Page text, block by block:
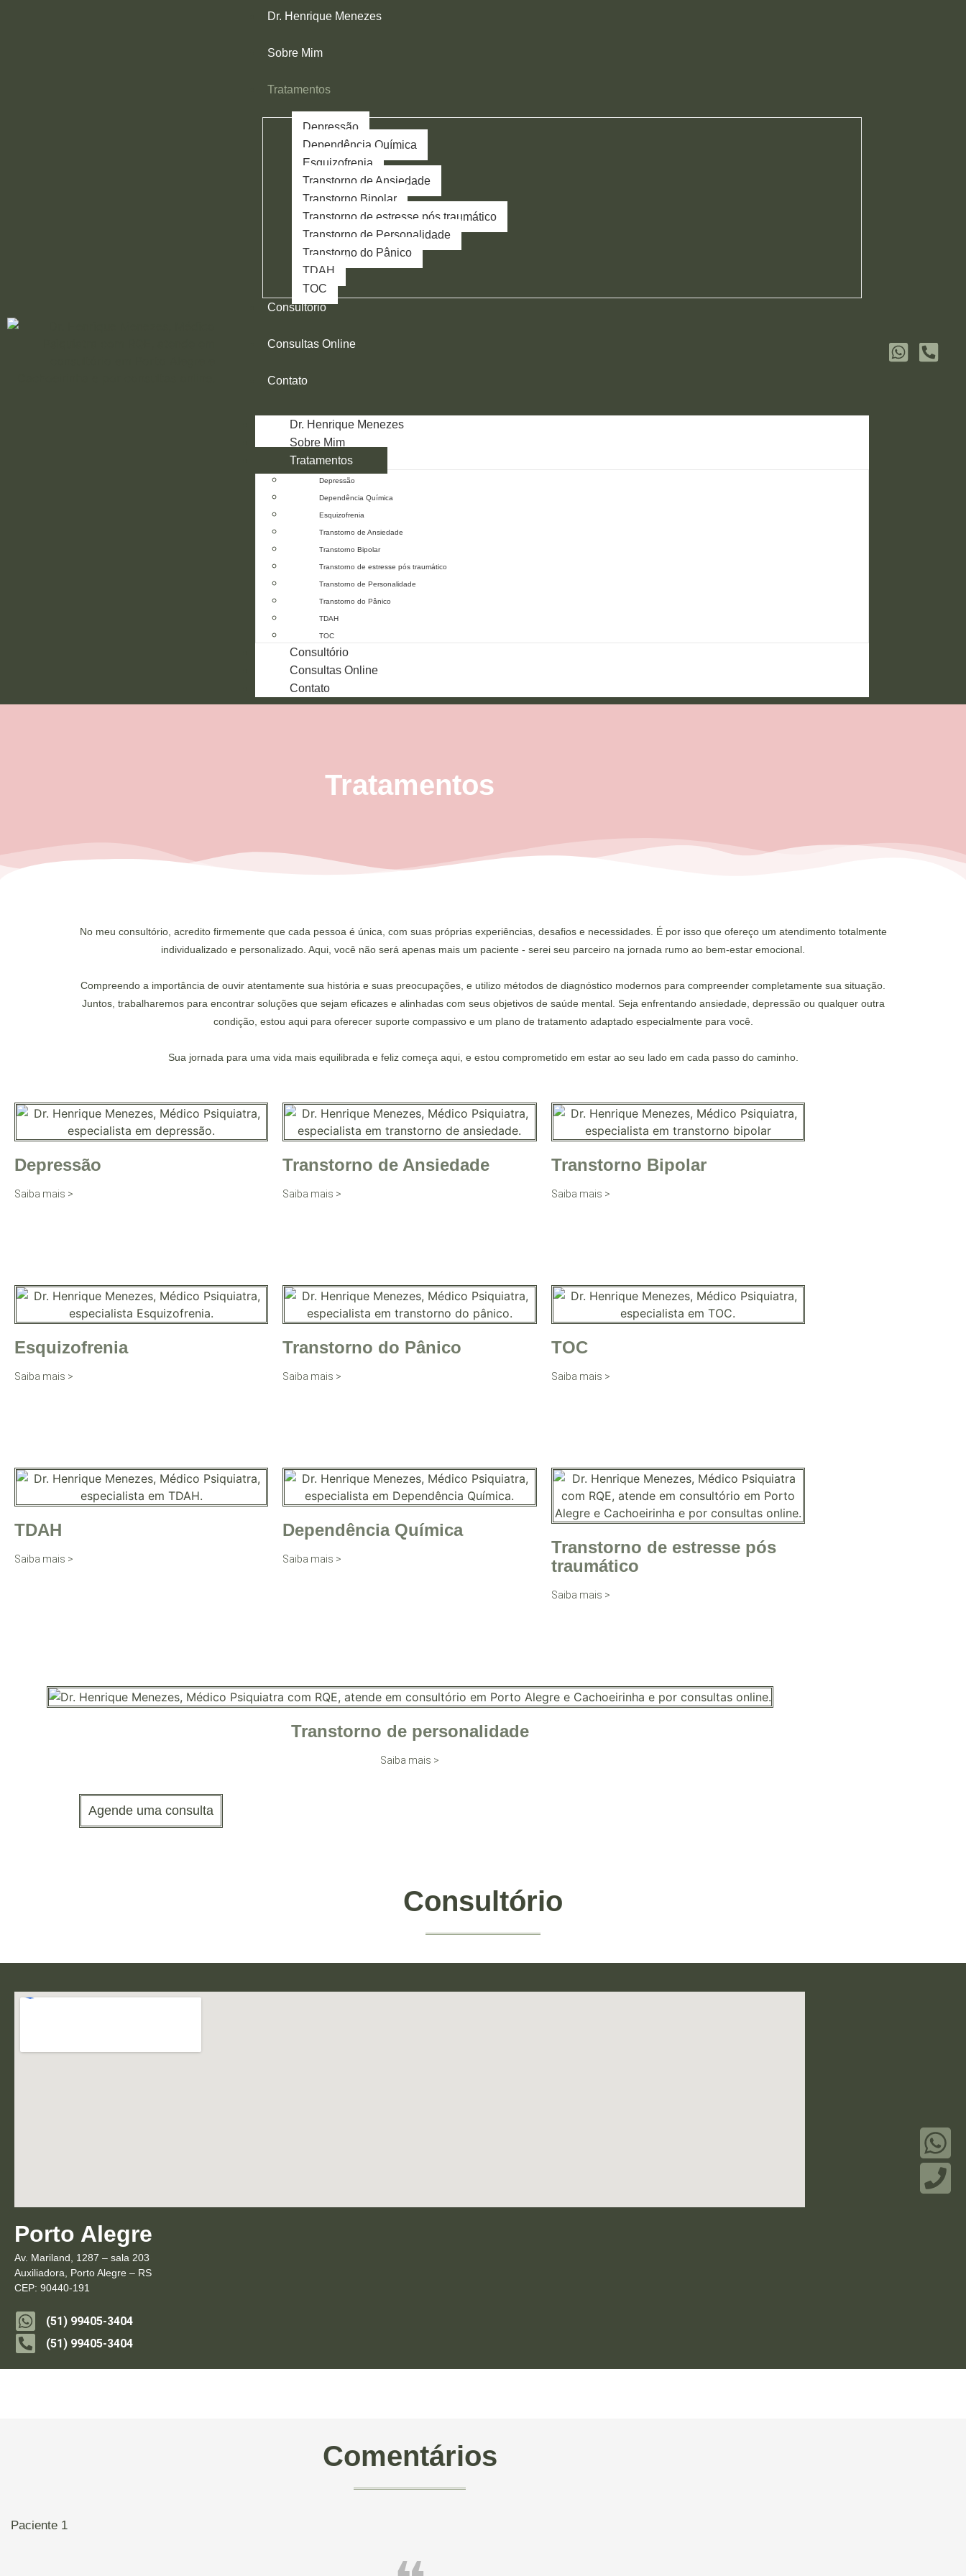
Dr. Henrique Menezes
Sobre Mim
Tratamentos
Depressão
Dependência Química
Esquizofrenia
Transtorno de Ansiedade
Transtorno Bipolar
Transtorno de estresse pós traumático​
Transtorno de Personalidade
Transtorno do Pânico
TDAH
TOC
Consultório
Consultas Online
Contato
Dr. Henrique Menezes
Sobre Mim
Tratamentos
Depressão
Dependência Química
Esquizofrenia
Transtorno de Ansiedade
Transtorno Bipolar
Transtorno de estresse pós traumático​
Transtorno de Personalidade
Transtorno do Pânico
TDAH
TOC
Consultório
Consultas Online
Contato
Tratamentos
No meu consultório, acredito firmemente que cada pessoa é única, com suas próprias experiências, desafios e necessidades. É por isso que ofereço um atendimento totalmente
individualizado e personalizado. Aqui, você não será apenas mais um paciente - serei seu parceiro na jornada rumo ao bem-estar emocional.
Compreendo a importância de ouvir atentamente sua história e suas preocupações, e utilizo métodos de diagnóstico modernos para compreender completamente sua situação.
Juntos, trabalharemos para encontrar soluções que sejam eficazes e alinhadas com seus objetivos de saúde mental. Seja enfrentando ansiedade, depressão ou qualquer outra
condição, estou aqui para oferecer suporte compassivo e um plano de tratamento adaptado especialmente para você.
Sua jornada para uma vida mais equilibrada e feliz começa aqui, e estou comprometido em estar ao seu lado em cada passo do caminho.
Depressão
Saiba mais >
Transtorno de Ansiedade
Saiba mais >
Transtorno Bipolar
Saiba mais >
Esquizofrenia
Saiba mais >
Transtorno do Pânico
Saiba mais >
TOC
Saiba mais >
TDAH
Saiba mais >
Dependência Química
Saiba mais >
Transtorno de estresse pós
traumático
Saiba mais >
Transtorno de personalidade
Saiba mais >
Agende uma consulta
Consultório
Porto Alegre
Av. Mariland, 1287 – sala 203
Auxiliadora, Porto Alegre – RS
CEP: 90440-191
(51) 99405-3404
(51) 99405-3404
Comentários
Paciente 1